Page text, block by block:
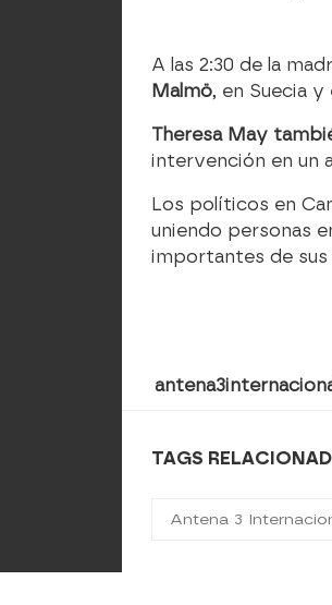
A las 2:30 de la
Malmö, en Suecia
Theresa May
intervención en un
Los políticos en
uniendo personas
importantes de sus
TAGS
Antena 3